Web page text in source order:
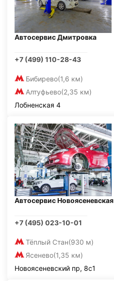
Автосервис Дмитровка
+7 (499) 110-28-43
Бибирево(1,6 км)
Алтуфьево(2,35 км)
Лобненская 4
Автосервис Новоясеневская
+7 (495) 023-10-01
Тёплый Стан(930 м)
Ясенево(1,35 км)
Новоясеневский пр, 8с1